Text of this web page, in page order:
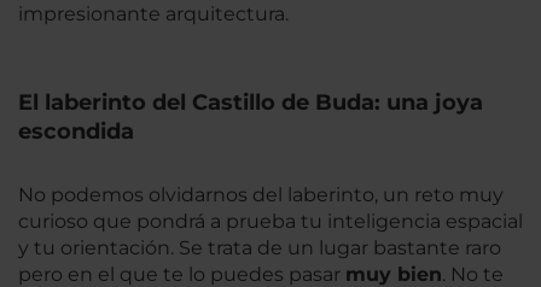
impresionante arquitectura.
El laberinto del Castillo de Buda: una joya
escondida
No podemos olvidarnos del laberinto, un reto muy
curioso que pondrá a prueba tu inteligencia espacial
y tu orientación. Se trata de un lugar bastante raro
pero en el que te lo puedes pasar muy bien. No te